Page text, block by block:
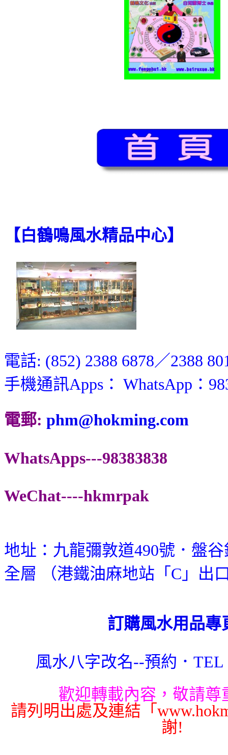
【白鶴鳴風水精品中心】
電話: (852) 2388 6878／2388
手機通訊Apps： WhatsApp：
電郵: phm@hokming.com
WhatsApps---98383838
WeChat----hkmrpak
地址：九龍彌敦道490號．盤
全層 （港鐵油麻地站「C」出
訂購風水用品專
風水八字改名--預約．TEL
歡迎轉載內容，敬請尊
請列明出處及連結「
謝!